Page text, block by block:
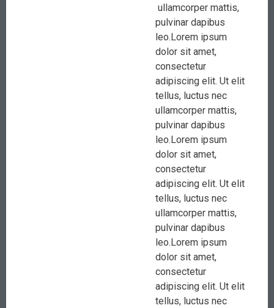
ullamcorper mattis,
pulvinar dapibus
leo.Lorem ipsum
dolor sit amet,
consectetur
adipiscing elit. Ut elit
tellus, luctus nec
ullamcorper mattis,
pulvinar dapibus
leo.Lorem ipsum
dolor sit amet,
consectetur
adipiscing elit. Ut elit
tellus, luctus nec
ullamcorper mattis,
pulvinar dapibus
leo.Lorem ipsum
dolor sit amet,
consectetur
adipiscing elit. Ut elit
tellus, luctus nec